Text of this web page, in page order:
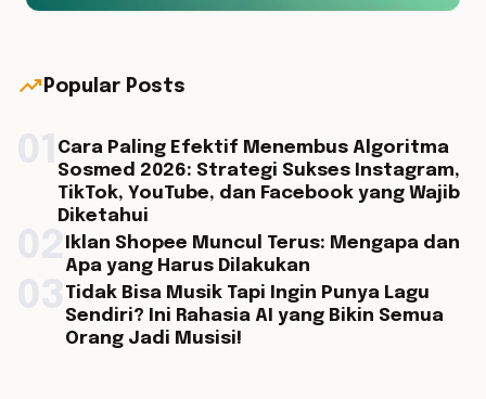
trending_up Popular Posts
Cara Paling Efektif Menembus Algoritma
Sosmed 2026: Strategi Sukses Instagram,
TikTok, YouTube, dan Facebook yang Wajib
Diketahui
Iklan Shopee Muncul Terus: Mengapa dan
Apa yang Harus Dilakukan
Tidak Bisa Musik Tapi Ingin Punya Lagu
Sendiri? Ini Rahasia AI yang Bikin Semua
Orang Jadi Musisi!